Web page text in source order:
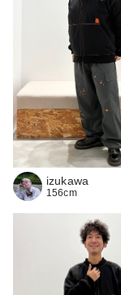
izukawa
156cm